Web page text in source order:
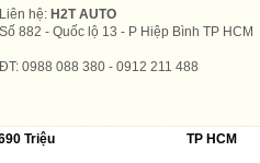
Liên hệ: H2T AUTO
Số 882 - Quốc lộ 13 - P Hiệp Bình TP HCM
ĐT: 0988 088 380 - 0912 211 488
Triệu TP HCM